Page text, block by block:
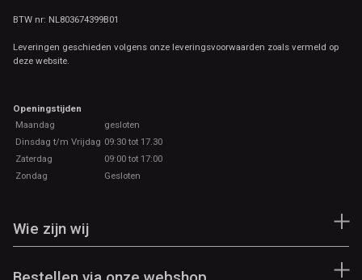
BTW nr: NL803674399B01
Leveringen geschieden volgens onze leveringsvoorwaarden zoals vermeld op
deze website.
Openingstijden
Maandag
gesloten
Dinsdag t/m Vrijdag 09:30 tot 17.30
Zaterdag
09:00 tot 17:00
Zondag
Gesloten
Wie zijn wij